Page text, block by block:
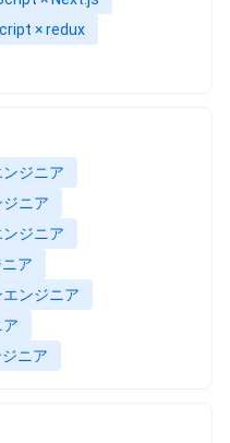
× redux
ジニア
ニア
ジニア
ア
ンジニア
ニア